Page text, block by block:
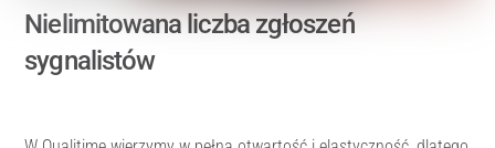
Nielimitowana liczba zgłoszeń
sygnalistów